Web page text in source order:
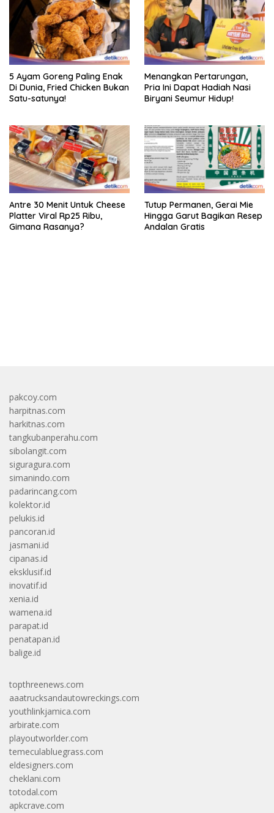
5 Ayam Goreng Paling Enak
Di Dunia, Fried Chicken Bukan
Satu-satunya!
Menangkan Pertarungan,
Pria Ini Dapat Hadiah Nasi
Biryani Seumur Hidup!
Antre 30 Menit Untuk Cheese
Platter Viral Rp25 Ribu,
Gimana Rasanya?
Tutup Permanen, Gerai Mie
Hingga Garut Bagikan Resep
Andalan Gratis
pakcoy.com
harpitnas.com
harkitnas.com
tangkubanperahu.com
sibolangit.com
siguragura.com
simanindo.com
padarincang.com
kolektor.id
pelukis.id
pancoran.id
jasmani.id
cipanas.id
eksklusif.id
inovatif.id
xenia.id
wamena.id
parapat.id
penatapan.id
balige.id
topthreenews.com
aaatrucksandautowreckings.com
youthlinkjamica.com
arbirate.com
playoutworlder.com
temeculabluegrass.com
eldesigners.com
cheklani.com
totodal.com
apkcrave.com